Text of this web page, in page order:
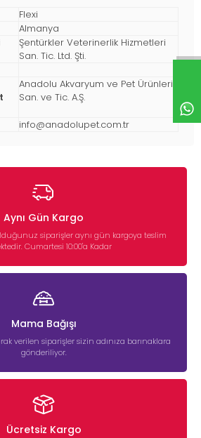
Flexi
Almanya
Şentürkler Veterinerlik Hizmetleri
San. Tic. Ltd. Şti.
Anadolu Akvaryum ve Pet Ürünleri
San. ve Tic. A.Ş.
info@anadolupet.com.tr
Aynı Gün Kargo
siparişler aynı gün kargoya teslim
Cumartesi 10:00'a Kadar
Mama Bağışı
verilen siparişler sizin adınıza barınaklara
gönderiliyor.
Ücretsiz Kargo